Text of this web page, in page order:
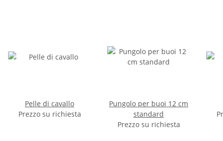
Pelle di cavallo
Prezzo su richiesta
Pungolo per buoi 12 cm
standard
Prezzo su richiesta